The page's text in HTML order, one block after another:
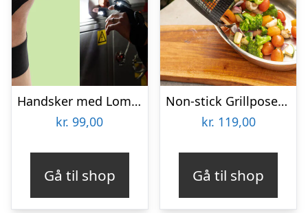
Handsker med Lommelygte – Wibbri
kr. 99,00
Gå til shop
Non-stick Grillposer 2-pak – KitchPro
kr. 119,00
Gå til shop